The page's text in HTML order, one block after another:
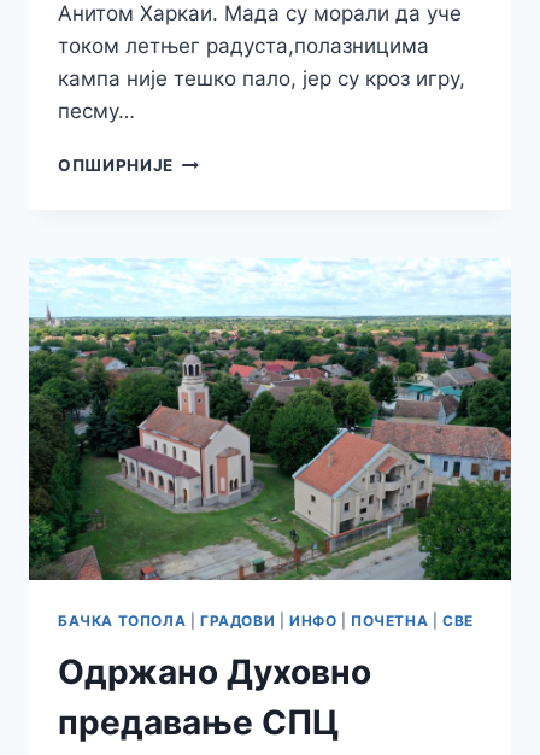
Анитом Харкаи. Мада су морали да уче
током летњег радуста,полазницима
кампа није тешко пало, јер су кроз игру,
песму…
ОПШИРНИЈЕ ЗАВРШЕН
ЕНГЛЕСКОГ
ЈЕЗИКА
БАЧКА ТОПОЛА ГРАДОВИ ИНФО ПОЧЕТНА |СВЕ
Одржано Духовно
предавање СПЦ